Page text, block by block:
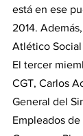
está en ese
2014.
Atlético
El tercer
CGT, Carlos
General del
Empleados